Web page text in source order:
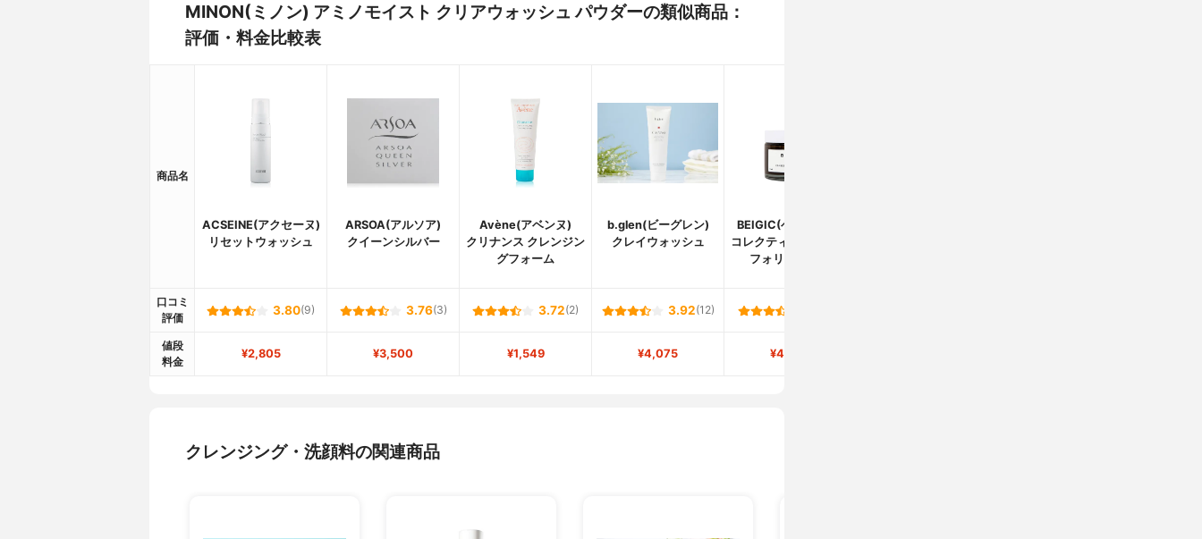
MINON(ミノン) アミノモイスト クリアウォッシュ パウダーの類似商品：
評価・料金比較表
商品名
ACSEINE(アクセーヌ)
リセットウォッシュ
ARSOA(アルソア)
クイーンシルバー
Avène(アベンヌ)
クリナンス クレンジン
グフォーム
b.glen(ビーグレン)
クレイウォッシュ
BEIGIC(ベージック)
コレクティング エクス
フォリエーター
口コミ
評価
3.80(9) 3.76(3) 3.72(2) 3.92(12)
値段
料金
¥2,805 ¥3,500 ¥1,549 ¥4,075 ¥4,840
クレンジング・洗顔料の関連商品